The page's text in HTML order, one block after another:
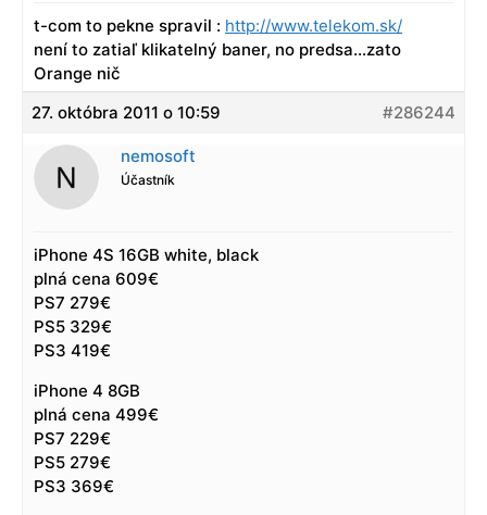
t-com to pekne spravil : http://www.telekom.sk/
není to zatiaľ klikatelný baner, no predsa…zato
Orange nič
27. októbra 2011 o 10:59
#286244
nemosoft
Účastník
iPhone 4S 16GB white, black
plná cena 609€
PS7 279€
PS5 329€
PS3 419€
iPhone 4 8GB
plná cena 499€
PS7 229€
PS5 279€
PS3 369€